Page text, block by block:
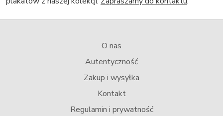
O nas
Autentyczność
Zakup i wysyłka
Kontakt
Regulamin i prywatność